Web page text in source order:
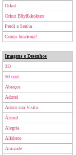
Orkut
Orkut Büyükkokten
Perdi a Senha
Como funciona?
Imagens e Desenhos
3D
50 cent
Abraços
Adorei
Adoro sua Visita
Álcool
Alegria
Alfabeto
Amizade